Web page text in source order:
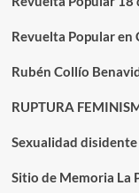
Revuelta Popular en
Rubén Collío
RUPTURA
Sexualidad disidente
Sitio de Memoria La